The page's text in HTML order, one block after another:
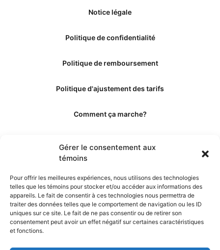
Gérer le consentement aux
témoins
Pour offrir les meilleures expériences, nous utilisons des technologies
telles que les témoins pour stocker et/ou accéder aux informations des
appareils. Le fait de consentir à ces technologies nous permettra de
traiter des données telles que le comportement de navigation ou les ID
uniques sur ce site. Le fait de ne pas consentir ou de retirer son
consentement peut avoir un effet négatif sur certaines caractéristiques
et fonctions.
Notice légale
Politique de confidentialité
Politique de remboursement
Politique d'ajustement des tarifs
Comment ça marche?
Les éditeurs
Les experts et collaborateurs